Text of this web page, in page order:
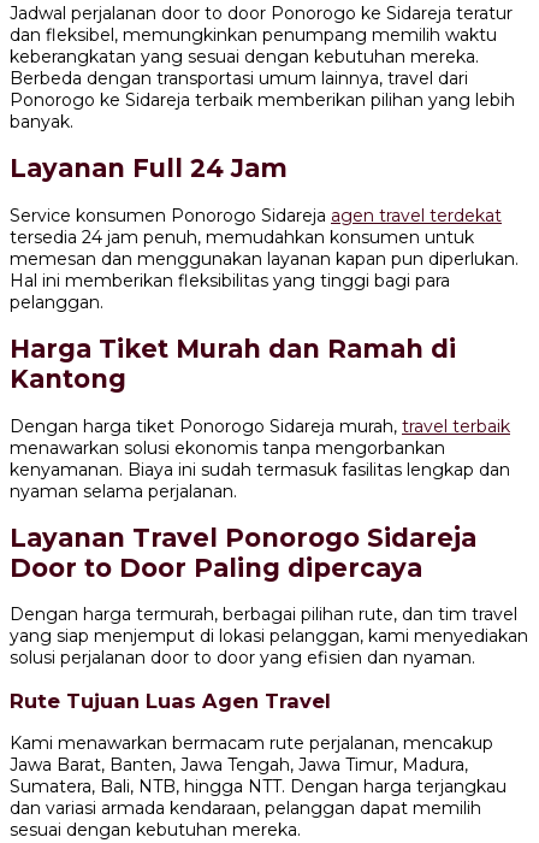
Jadwal perjalanan door to door Ponorogo ke Sidareja teratur
dan fleksibel, memungkinkan penumpang memilih waktu
keberangkatan yang sesuai dengan kebutuhan mereka.
Berbeda dengan transportasi umum lainnya, travel dari
Ponorogo ke Sidareja terbaik memberikan pilihan yang lebih
banyak.
Layanan Full 24 Jam
Service konsumen Ponorogo Sidareja agen travel terdekat
tersedia 24 jam penuh, memudahkan konsumen untuk
memesan dan menggunakan layanan kapan pun diperlukan.
Hal ini memberikan fleksibilitas yang tinggi bagi para
pelanggan.
Harga Tiket Murah dan Ramah di
Kantong
Dengan harga tiket Ponorogo Sidareja murah, travel terbaik
menawarkan solusi ekonomis tanpa mengorbankan
kenyamanan. Biaya ini sudah termasuk fasilitas lengkap dan
nyaman selama perjalanan.
Layanan Travel Ponorogo Sidareja
Door to Door Paling dipercaya
Dengan harga termurah, berbagai pilihan rute, dan tim travel
yang siap menjemput di lokasi pelanggan, kami menyediakan
solusi perjalanan door to door yang efisien dan nyaman.
Rute Tujuan Luas Agen Travel
Kami menawarkan bermacam rute perjalanan, mencakup
Jawa Barat, Banten, Jawa Tengah, Jawa Timur, Madura,
Sumatera, Bali, NTB, hingga NTT. Dengan harga terjangkau
dan variasi armada kendaraan, pelanggan dapat memilih
sesuai dengan kebutuhan mereka.